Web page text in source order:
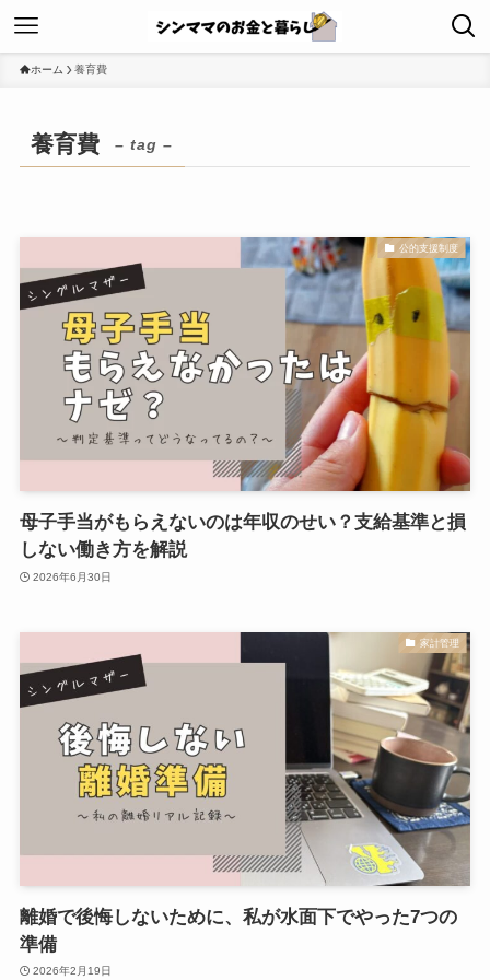
ホーム 養育費
養育費 – tag –
公的支援制度
母子手当がもらえないのは年収のせい？支給基準と損
しない働き方を解説
2026年6月30日
家計管理
離婚で後悔しないために、私が水面下でやった7つの
準備
2026年2月19日